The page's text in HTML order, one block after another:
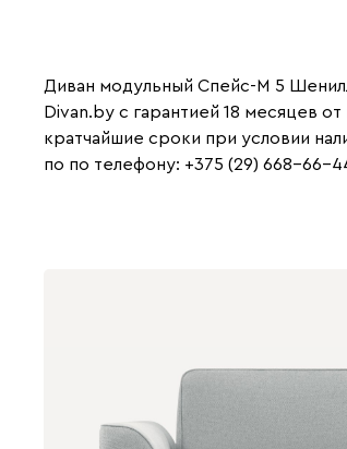
Диван модульный Спейс-М 5
Divan.by с гарантией 18 месяцев
кратчайшие сроки при условии
по по телефону: +375 (29) 668-66-